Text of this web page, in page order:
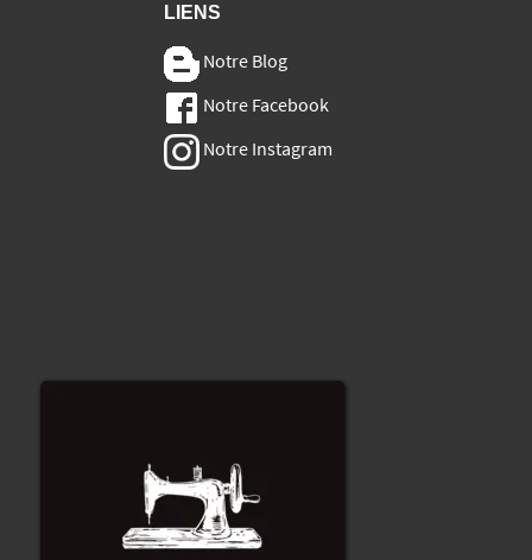
LIENS
Notre Blog
Notre Facebook
Notre Instagram